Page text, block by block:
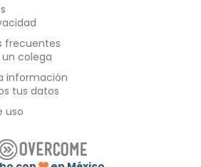
frecuentes
colega
información
tus datos
uso